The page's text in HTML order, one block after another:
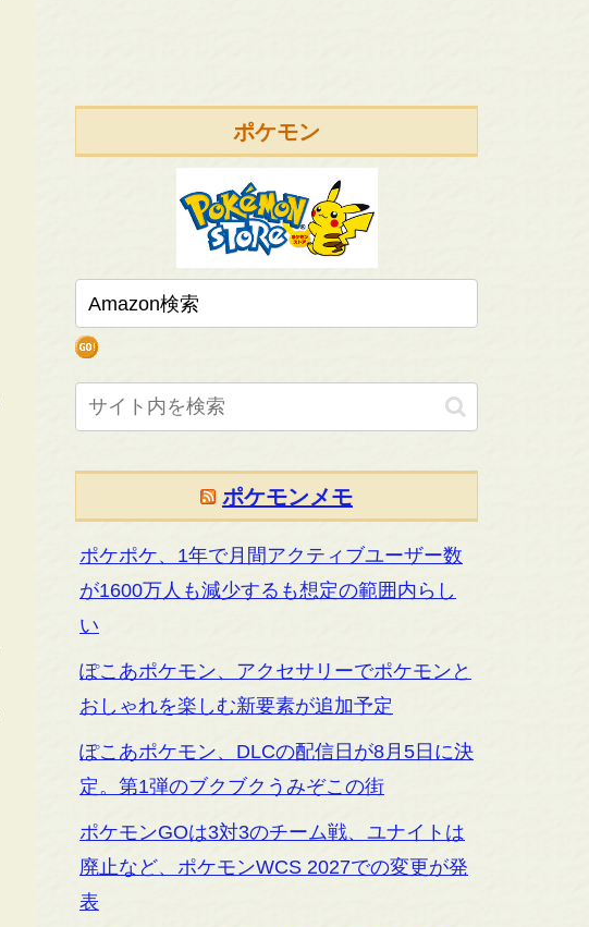
ポケモン
ポケモンメモ
ポケポケ、1年で月間アクティブユーザー数
が1600万人も減少するも想定の範囲内らし
い
ぽこあポケモン、アクセサリーでポケモンと
おしゃれを楽しむ新要素が追加予定
ぽこあポケモン、DLCの配信日が8月5日に決
定。第1弾のブクブクうみぞこの街
ポケモンGOは3対3のチーム戦、ユナイトは
廃止など、ポケモンWCS 2027での変更が発
表